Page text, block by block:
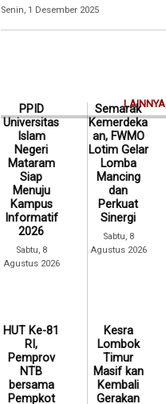
Senin, 1 Desember 2025
LAINNYA
PPID
Universitas
Islam
Negeri
Mataram
Siap
Menuju
Kampus
Informatif
2026
Sabtu, 8
Agustus 2026
Semarak
Kemerdeka
an, FWMO
Lotim Gelar
Lomba
Mancing
dan
Perkuat
Sinergi
Sabtu, 8
Agustus 2026
HUT Ke-81
RI,
Pemprov
NTB
bersama
Pempkot
Kesra
Lombok
Timur
Masif kan
Kembali
Gerakan